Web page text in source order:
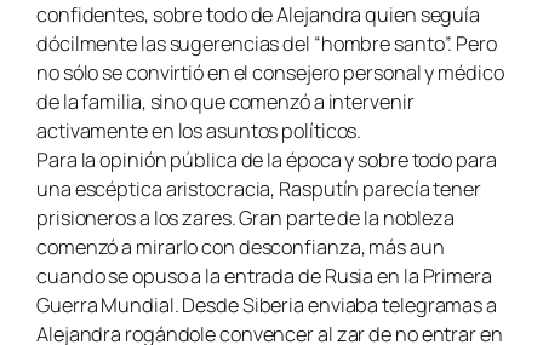
confidentes, sobre todo de Alejandra quien seguía
dócilmente las sugerencias del “hombre santo”. Pero
no sólo se convirtió en el consejero personal y médico
de la familia, sino que comenzó a intervenir
activamente en los asuntos políticos.
Para la opinión pública de la época y sobre todo para
una escéptica aristocracia, Rasputín parecía tener
prisioneros a los zares. Gran parte de la nobleza
comenzó a mirarlo con desconfianza, más aun
cuando se opuso a la entrada de Rusia en la Primera
Guerra Mundial. Desde Siberia enviaba telegramas a
Alejandra rogándole convencer al zar de no entrar en